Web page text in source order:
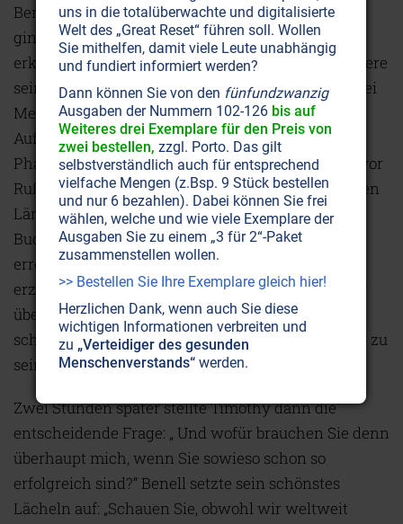
Benell fast alle beantwortete. Nur wenn es darum
ging, Namen zu nennen, lächelte er nur. Benell
erklärte ihm im Detail, daß er bzw. unzählige weitere
seiner Tochterfirmen Milliarden verdienten, um bei
Menschen Angst zu erzeugen. Die größten
Auftraggeber sind dabei Regierungen und
Pharmafirmen. Egal worum es dabei geht, Angst vor
Rußland oder in späteren Jahren vor muslimischen
Ländern zu erzeugen, um z. B. größere
Budgetierungen im Bundestag oder Kongreß zu
erreichen oder um Angst vor einer Krankheit zu
erzeugen, die es entweder gar nicht gibt oder aber
überhaupt nicht so gefährlich ist, Benells Firma
schien die weltweite Nummer 1 auf diesem Gebiet zu
sein.
Zwei Stunden später stellte Timothy dann die
entscheidende Frage: „ Und wofür brauchen Sie denn
überhaupt mich, wenn Sie sowieso schon so
erfolgreich sind?“ Benell setzte sein schönstes
Lächeln auf: „Schauen Sie, obwohl wir weltweit
uns in die totalüberwachte und digitalisierte
Welt des „Great Reset“ führen soll. Wollen
Sie mithelfen, damit viele Leute unabhängig
und fundiert informiert werden?
Dann können Sie von den fünfundzwanzig
Ausgaben der Nummern 102-126 bis auf
Weiteres drei Exemplare für den Preis von
zwei bestellen, zzgl. Porto. Das gilt
selbstverständlich auch für entsprechend
vielfache Mengen (z.Bsp. 9 Stück bestellen
und nur 6 bezahlen). Dabei können Sie frei
wählen, welche und wie viele Exemplare der
Ausgaben Sie zu einem „3 für 2“-Paket
zusammenstellen wollen.
>> Bestellen Sie Ihre Exemplare gleich hier!
Herzlichen Dank, wenn auch Sie diese
wichtigen Informationen verbreiten und
zu „Verteidiger des gesunden
Menschenverstands“ werden.